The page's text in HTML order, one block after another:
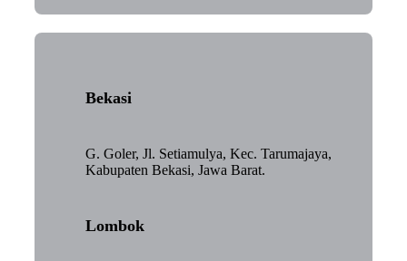
Bekasi
G. Goler, Jl. Setiamulya, Kec. Tarumajaya,
Kabupaten Bekasi, Jawa Barat.
Lombok